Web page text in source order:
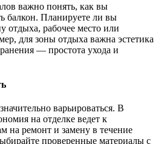
важно понять, как вы
балкон. Планируете ли вы
отдыха, рабочее место или
для зоны отдыха важна эстетика
— простота ухода и
варьироваться. В
на отделке ведет к
на ремонт и замену в течение
проверенные материалы с